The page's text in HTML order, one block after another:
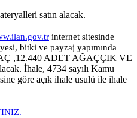
satın alacak.
internet sitesinde
bitki ve payzaj yapımında
,12.440 ADET AĞAÇÇIK VE
İhale, 4734 sayılı Kamu
göre açık ihale usulü ile ihale